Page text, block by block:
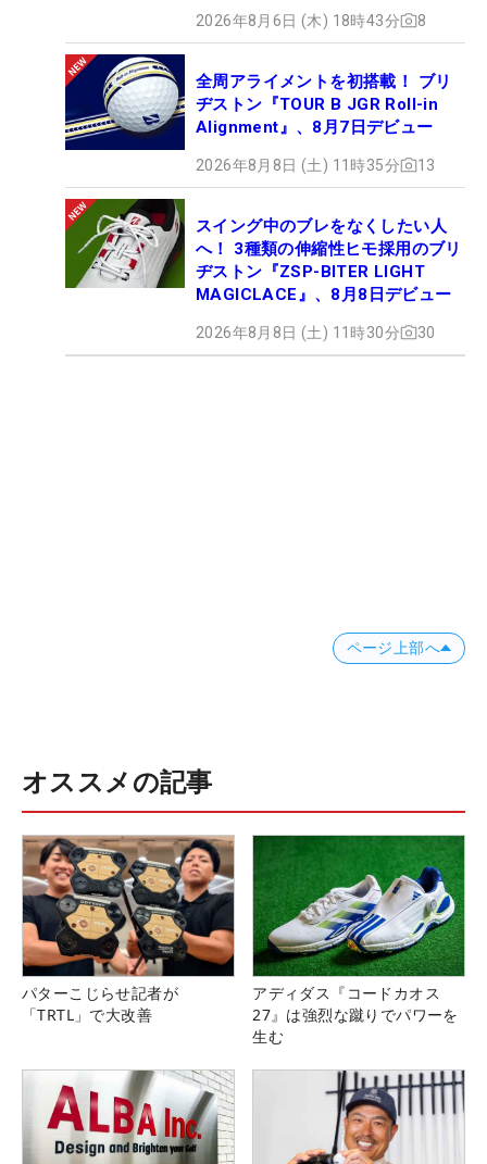
2026年8月6日 (木) 18時43分 8
全周アライメントを初搭載！ ブリ
ヂストン『TOUR B JGR Roll-in
Alignment』、8月7日デビュー
2026年8月8日 (土) 11時35分 13
スイング中のブレをなくしたい人
へ！ 3種類の伸縮性ヒモ採用のブリ
ヂストン『ZSP-BITER LIGHT
MAGICLACE』、8月8日デビュー
2026年8月8日 (土) 11時30分 30
ページ上部へ
オススメの記事
パターこじらせ記者が
「TRTL」で大改善
アディダス『コードカオス
27』は強烈な蹴りでパワーを
生む